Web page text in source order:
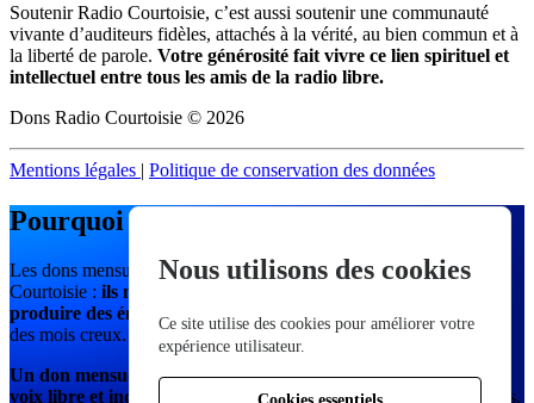
Soutenir Radio Courtoisie, c’est aussi soutenir une communauté
vivante d’auditeurs fidèles, attachés à la vérité, au bien commun et à
la liberté de parole. Votre générosité fait vivre ce lien spirituel et
intellectuel entre tous les amis de la radio libre.
Dons Radio Courtoisie © 2026
Mentions légales | Politique de conservation des données
Pourquoi le don mensuel est essentiel
Les dons mensuels assurent la stabilité financière de Radio
Courtoisie : ils nous permettent d’anticiper, de planifier et de
produire des émissions sur le long terme
, sans craindre les aléas
des mois creux.
Un don mensuel, même modeste, garantit la continuité d’une
voix libre et indépendante
, soutenue uniquement par ses auditeurs,
Nous utilisons des cookies
Ce site utilise des cookies pour améliorer votre
expérience utilisateur.